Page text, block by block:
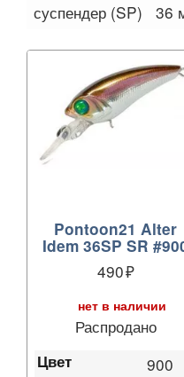
суспендер (SP) 36
Pontoon21 Alter
Idem 36SP SR
490
нет в наличии
Распродано
Цвет 900